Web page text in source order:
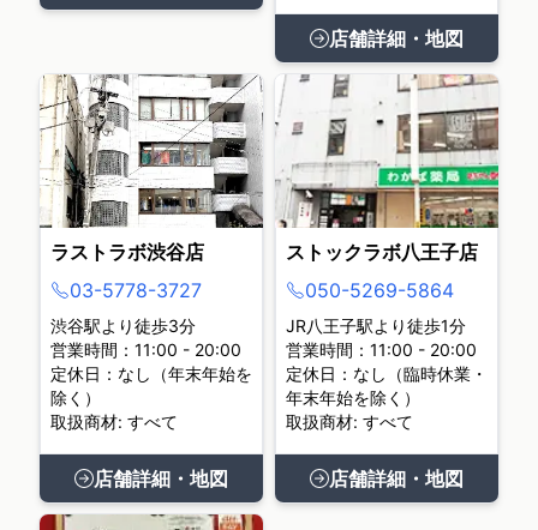
店舗詳細・地図
ラストラボ渋谷店
03-5778-3727
渋谷駅より徒歩3分
営業時間：11:00 - 20:00
定休日：なし（年末年始を
除く）
取扱商材: すべて
店舗詳細・地図
ストックラボ八王子店
050-5269-5864
JR八王子駅より徒歩1分
営業時間：11:00 - 20:00
定休日：なし（臨時休業・
年末年始を除く）
取扱商材: すべて
店舗詳細・地図